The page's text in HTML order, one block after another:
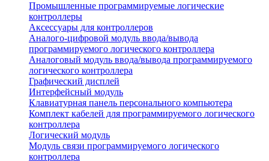
Промышленные программируемые логические
контроллеры
Аксессуары для контроллеров
Аналого-цифровой модуль ввода/вывода
программируемого логического контроллера
Аналоговый модуль ввода/вывода программируемого
логического контроллера
Графический дисплей
Интерфейсный модуль
Клавиатурная панель персонального компьютера
Комплект кабелей для программируемого логического
контроллера
Логический модуль
Модуль связи программируемого логического
контроллера